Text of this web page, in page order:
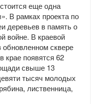
еще одна
В рамках проекта по
деревьев в память о
войне. В краевой
сквере
крае появятся 62
свыше 13
тысяч молодых
лиственница,